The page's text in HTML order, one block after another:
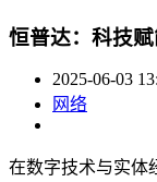
恒普达：科技
2025-06-03
网络
在数字技术与实体